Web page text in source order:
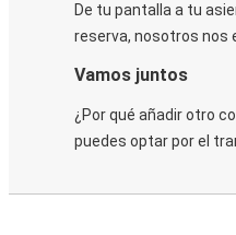
De tu pantalla a tu
reserva, nosotros nos
Vamos juntos
¿Por qué añadir otro
puedes optar por el